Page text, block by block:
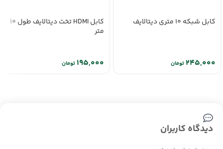
کابل شبکه 10 متری دیتالایف
تومان
کابل HDMI تخت دیتالایف طول 10
متر
تومان
دیدگاه کاربران